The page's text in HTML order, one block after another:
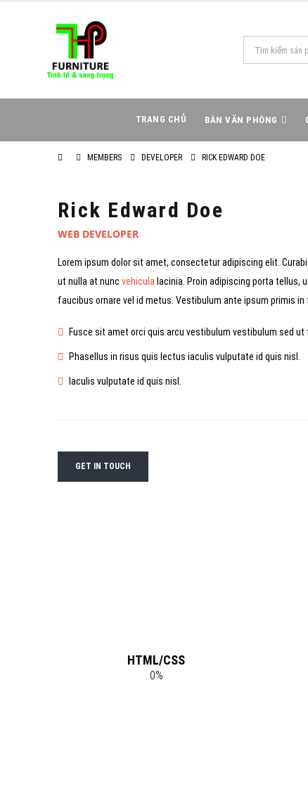
TRANG CHỦ BÀN VĂN PHÒNG
MEMBERS DEVELOPER RICK EDWARD DOE
Rick Edward Doe
WEB DEVELOPER
Lorem ipsum dolor sit amet, consectetur adipiscing elit.
ut nulla at nunc vehicula lacinia. Proin adipiscing porta
faucibus ornare vel id metus. Vestibulum ante ipsum primis in
Fusce sit amet orci quis arcu vestibulum vestibulum sed ut
Phasellus in risus quis lectus iaculis vulputate id quis nisl.
Iaculis vulputate id quis nisl.
GET IN TOUCH
HTML/CSS
0%